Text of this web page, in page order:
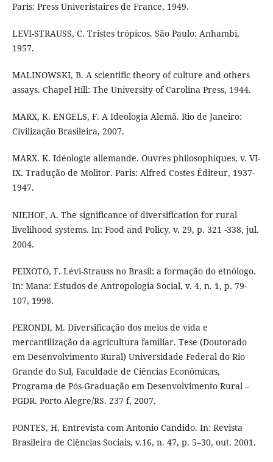
Paris: Press Univeristaires de France, 1949.
LEVI-STRAUSS, C. Tristes trópicos. São Paulo: Anhambi,
1957.
MALINOWSKI, B. A scientific theory of culture and others
assays. Chapel Hill: The University of Carolina Press, 1944.
MARX, K. ENGELS, F. A Ideologia Alemã. Rio de Janeiro:
Civilização Brasileira, 2007.
MARX. K. Idéologie allemande. Ouvres philosophiques, v. VI-
IX. Tradução de Molitor. Paris: Alfred Costes Éditeur, 1937-
1947.
NIEHOF, A. The significance of diversification for rural
livelihood systems. In: Food and Policy, v. 29, p. 321 -338, jul.
2004.
PEIXOTO, F. Lévi-Strauss no Brasil: a formação do etnólogo.
In: Mana: Estudos de Antropologia Social, v. 4, n. 1, p. 79-
107, 1998.
PERONDI, M. Diversificação dos meios de vida e
mercantilização da agricultura familiar. Tese (Doutorado
em Desenvolvimento Rural) Universidade Federal do Rio
Grande do Sul, Faculdade de Ciências Econômicas,
Programa de Pós-Graduação em Desenvolvimento Rural –
PGDR. Porto Alegre/RS. 237 f, 2007.
PONTES, H. Entrevista com Antonio Candido. In: Revista
Brasileira de Ciências Sociais, v.16, n. 47, p. 5–30, out. 2001.